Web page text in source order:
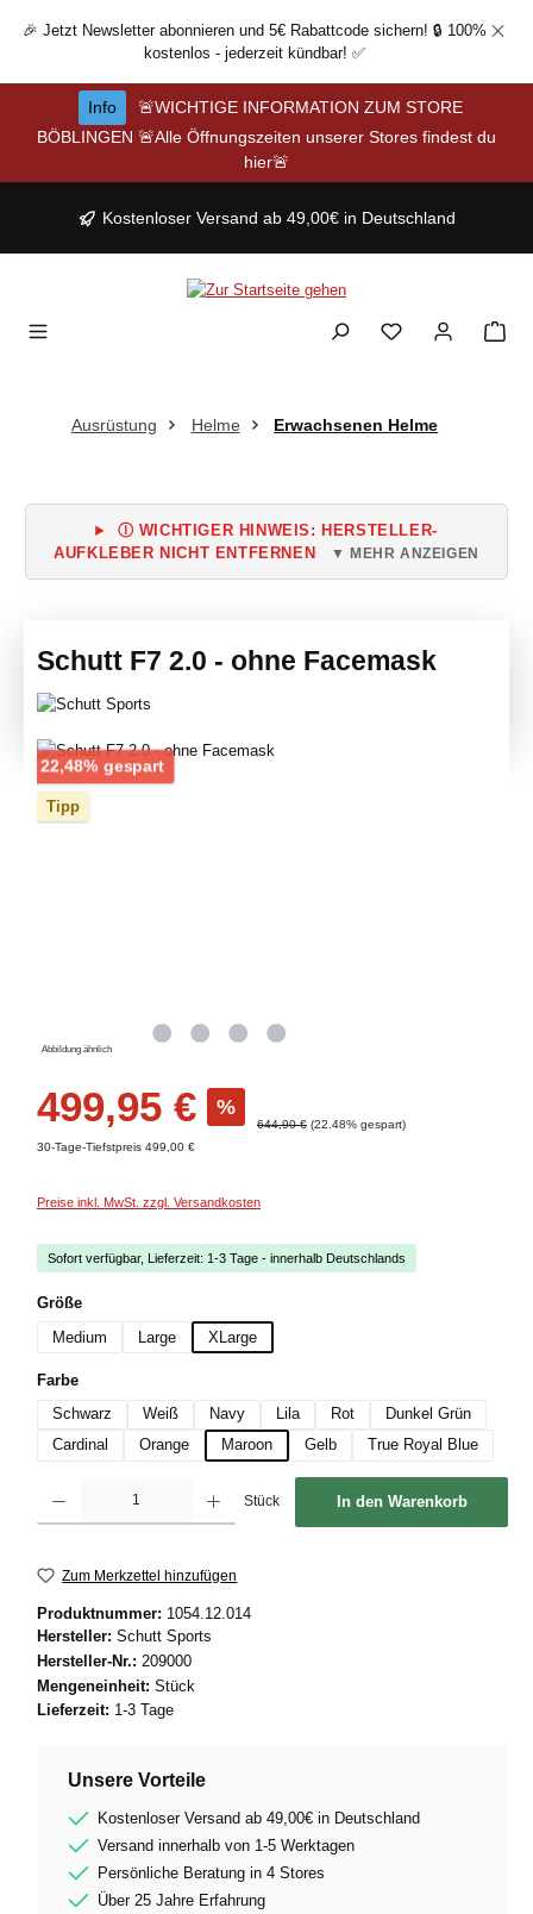
Zum Hauptinhalt springen
🎉 Jetzt Newsletter abonnieren und 5€ Rabattcode sichern! 🔒 100%
kostenlos - jederzeit kündbar! ✅
Info
🚨WICHTIGE INFORMATION ZUM STORE
BÖBLINGEN 🚨Alle Öffnungszeiten unserer Stores findest du
hier🚨
Kostenloser Versand ab 49,00€ in Deutschland
Ausrüstung Helme Erwachsenen Helme
Ⓘ WICHTIGER HINWEIS: HERSTELLER-
AUFKLEBER NICHT ENTFERNEN
▼ MEHR ANZEIGEN
Schutt F7 2.0 - ohne Facemask
Bildergalerie überspringen
22,48% gespartRabatt
Tipp
Abbildung ähnlich
499,95 € %
Regulärer Preis:
644,90 € (22.48% gespart)
30-Tage-Tiefstpreis 499,00 €
Preise inkl. MwSt. zzgl. Versandkosten
Sofort verfügbar, Lieferzeit: 1-3 Tage - innerhalb Deutschlands
Größeauswählen
Medium
Large XLarge
Farbeauswählen
Schwarz
Weiß Navy Lila Rot
Dunkel Grün
Cardinal
Orange Maroon Gelb True Royal Blue
Stück In den Warenkorb
Zum Merkzettel hinzufügen
Produktnummer: 1054.12.014
Hersteller: Schutt Sports
Hersteller-Nr.: 209000
Mengeneinheit: Stück
Lieferzeit: 1-3 Tage
Unsere Vorteile
Kostenloser Versand ab 49,00€ in Deutschland
Versand innerhalb von 1-5 Werktagen
Persönliche Beratung in 4 Stores
Über 25 Jahre Erfahrung